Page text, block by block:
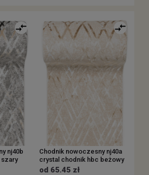
nj40b
Chodnik nowoczesny nj40a
crystal chodnik hbc beżowy
od 65.45 zł